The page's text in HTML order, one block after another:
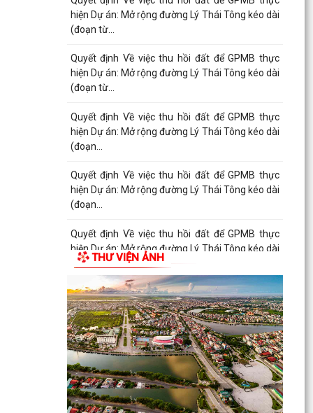
Quyết định về việc thu hồi đất để GPMB thực
hiện Dự án: Mở rộng đường Lý Thái Tông kéo dài
Quyết định Về việc thu hồi đất để GPMB thực
hiện Dự án: Mở rộng đường Lý Thái Tông kéo dài
Quyết định Về việc thu hồi đất để GPMB thực
hiện Dự án: Mở rộng đường Lý Thái Tông kéo dài
Quyết định Về việc thu hồi đất để GPMB thực
hiện Dự án: Mở rộng đường Lý Thái Tông kéo dài
Quyết định Về việc thu hồi đất để GPMB thực
hiện Dự án: Mở rộng đường Lý Thái Tông kéo dài
19 điều Đảng viên không được làm
Quyết định Về việc thu hồi đất để GPMB thực
hiện Dự án: Mở rộng đường Lý Thái Tông kéo dài
(đoạn...
Quyết định Về việc thu hồi đất để GPMB thực
THƯ VIỆN ẢNH